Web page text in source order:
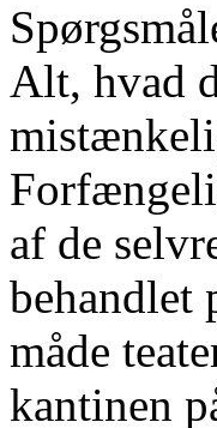
Alt, hvad
af de
behandlet
måde
kantinen